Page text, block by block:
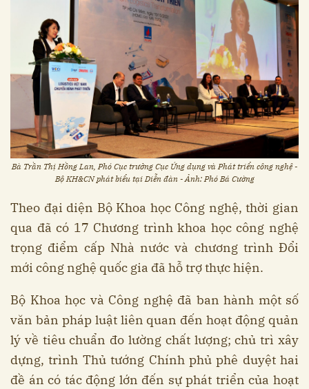
Bà Trần Thị Hồng Lan, Phó Cục trưởng Cục Ứng dụng và Phát triển công nghệ -
Bộ KH&CN phát biểu tại Diễn đàn - Ảnh: Phó Bá Cường
Theo đại diện Bộ Khoa học Công nghệ, thời gian
qua đã có 17 Chương trình khoa học công nghệ
trọng điểm cấp Nhà nước và chương trình Đổi
mới công nghệ quốc gia đã hỗ trợ thực hiện.
Bộ Khoa học và Công nghệ đã ban hành một số
văn bản pháp luật liên quan đến hoạt động quản
lý về tiêu chuẩn đo lường chất lượng; chủ trì xây
dựng, trình Thủ tướng Chính phủ phê duyệt hai
đề án có tác động lớn đến sự phát triển của hoạt